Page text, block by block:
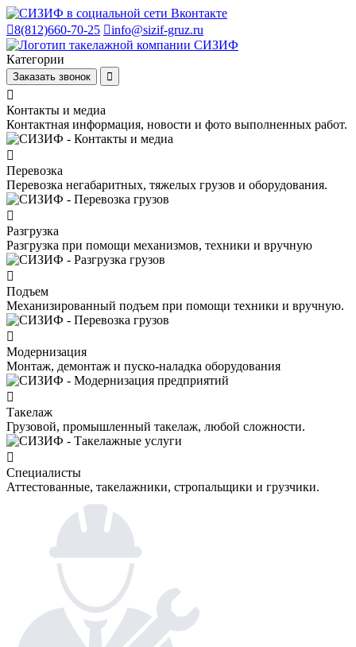
8(812)660-70-25 info@sizif-gruz.ru
Категории
Заказать звонок
Контакты и медиа
Контактная информация, новости и фото выполненных работ.
Перевозка
Перевозка негабаритных, тяжелых грузов и оборудования.
Разгрузка
Разгрузка при помощи механизмов, техники и вручную
Подъем
Механизированный подъем при помощи техники и вручную.
Модернизация
Монтаж, демонтаж и пуско-наладка оборудования
Такелаж
Грузовой, промышленный такелаж, любой сложности.
Специалисты
Аттестованные, такелажники, стропальщики и грузчики.